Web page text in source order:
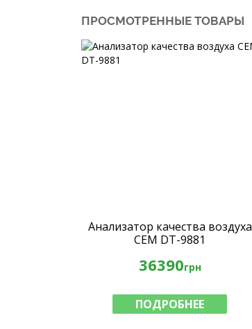
ПРОСМОТРЕННЫЕ ТОВАРЫ
Анализатор качества воздуха
CEM DT-9881
36390грн
ПОДРОБНЕЕ